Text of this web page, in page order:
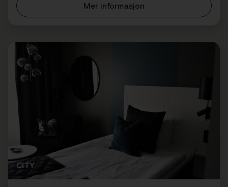
Mer informasjon
CITY